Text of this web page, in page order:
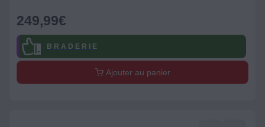
249,99€
B R A D E R I E
Ajouter au panier